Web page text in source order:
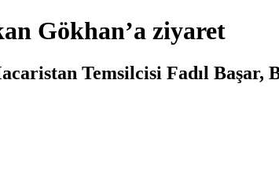
Gökhan’a ziyaret
Temsilcisi Fadıl Başar,